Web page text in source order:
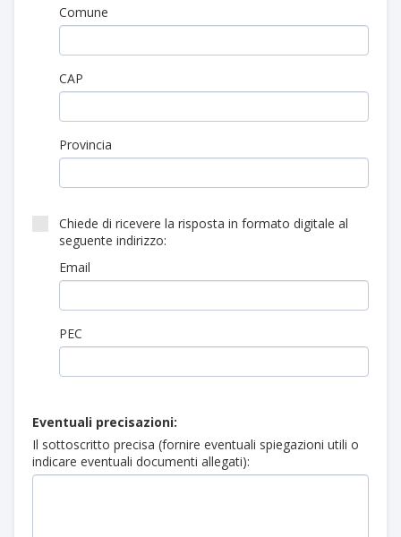
Comune
CAP
Provincia
Chiede di ricevere la risposta in formato digitale al
seguente indirizzo:
Email
PEC
Eventuali precisazioni:
Il sottoscritto precisa (fornire eventuali spiegazioni utili o
indicare eventuali documenti allegati):